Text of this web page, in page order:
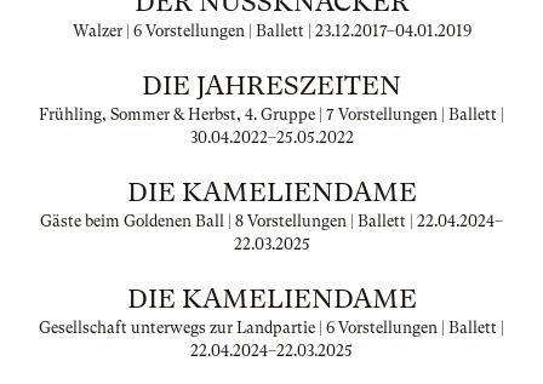
Walzer | 6 Vorstellungen | Ballett | 23.12.2017–04.01.2019
DIE JAHRESZEITEN
Frühling, Sommer & Herbst, 4. Gruppe | 7 Vorstellungen | Ballett |
30.04.2022–25.05.2022
DIE KAMELIENDAME
Gäste beim Goldenen Ball | 8 Vorstellungen | Ballett | 22.04.2024–
22.03.2025
DIE KAMELIENDAME
Gesellschaft unterwegs zur Landpartie | 6 Vorstellungen | Ballett |
22.04.2024–22.03.2025